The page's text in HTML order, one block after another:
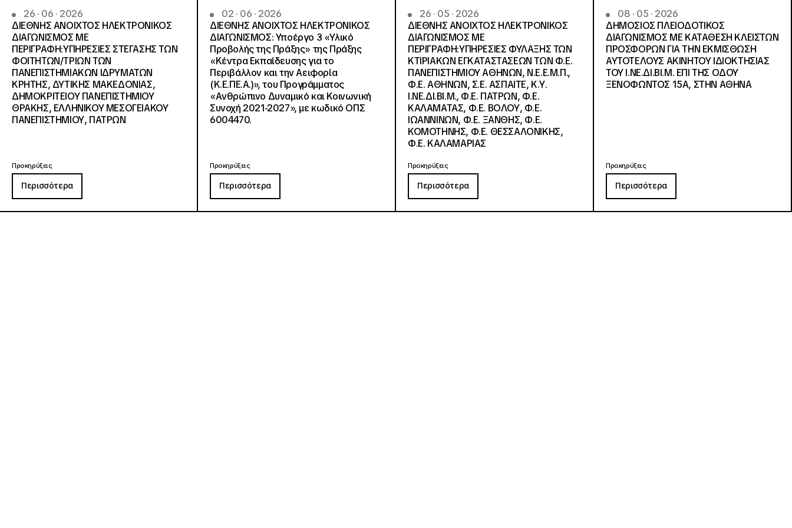
26 · 06 · 2026
ΔΙΕΘΝΗΣ ΑΝΟΙΧΤΟΣ ΗΛΕΚΤΡΟΝΙΚΟΣ
ΔΙΑΓΩΝΙΣΜΟΣ ΜΕ
ΠΕΡΙΓΡΑΦΗ:ΥΠΗΡΕΣΙΕΣ ΣΤΕΓΑΣΗΣ ΤΩΝ
ΦΟΙΤΗΤΩΝ/ΤΡΙΩΝ ΤΩΝ
ΠΑΝΕΠΙΣΤΗΜΙΑΚΩΝ ΙΔΡΥΜΑΤΩΝ
KΡΗΤΗΣ, ΔΥΤΙΚΗΣ ΜΑΚΕΔΟΝΙΑΣ,
ΔΗΜΟΚΡΙΤΕΙΟΥ ΠΑΝΕΠΙΣΤΗΜΙΟΥ
ΘΡΑΚΗΣ, ΕΛΛΗΝΙΚΟΥ ΜΕΣΟΓΕΙΑΚΟΥ
ΠΑΝΕΠΙΣΤΗΜΙΟΥ, ΠΑΤΡΩΝ
Προκηρύξεις
Περισσότερα
02 · 06 · 2026
ΔΙΕΘΝΗΣ ΑΝΟΙΧΤΟΣ ΗΛΕΚΤΡΟΝΙΚΟΣ
ΔΙΑΓΩΝΙΣΜΟΣ: Υποέργο 3 «Υλικό
Προβολής της Πράξης» της Πράξης
«Κέντρα Εκπαίδευσης για το
Περιβάλλον και την Αειφορία
(Κ.Ε.ΠΕ.Α.)», του Προγράμματος
«Ανθρώπινο Δυναμικό και Κοινωνική
Συνοχή 2021-2027», με κωδικό ΟΠΣ
6004470.
Προκηρύξεις
Περισσότερα
26 · 05 · 2026
ΔΙΕΘΝΗΣ ΑΝΟΙΧΤΟΣ ΗΛΕΚΤΡΟΝΙΚΟΣ
ΔΙΑΓΩΝΙΣΜΟΣ ΜΕ
ΠΕΡΙΓΡΑΦΗ:ΥΠΗΡΕΣΙΕΣ ΦΥΛΑΞΗΣ ΤΩΝ
ΚΤΙΡΙΑΚΩΝ ΕΓΚΑΤΑΣΤΑΣΕΩΝ ΤΩΝ Φ.Ε.
ΠΑΝΕΠΙΣΤΗΜΙΟΥ ΑΘΗΝΩΝ, Ν.Ε.Ε.Μ.Π.,
Φ.Ε. ΑΘΗΝΩΝ, Σ.Ε. ΑΣΠΑΙΤΕ, Κ.Υ.
Ι.ΝΕ.ΔΙ.ΒΙ.Μ., Φ.Ε. ΠΑΤΡΩΝ, Φ.Ε.
ΚΑΛΑΜΑΤΑΣ, Φ.Ε. ΒΟΛΟΥ, Φ.Ε.
ΙΩΑΝΝΙΝΩΝ, Φ.Ε. ΞΑΝΘΗΣ, Φ.Ε.
ΚΟΜΟΤΗΝΗΣ, Φ.Ε. ΘΕΣΣΑΛΟΝΙΚΗΣ,
Φ.Ε. ΚΑΛΑΜΑΡΙΑΣ
Προκηρύξεις
Περισσότερα
08 · 05 · 2026
ΔΗΜΟΣΙΟΣ ΠΛΕΙΟΔΟΤΙΚΟΣ
ΔΙΑΓΩΝΙΣΜΟΣ ΜΕ ΚΑΤΑΘΕΣΗ ΚΛΕΙΣΤΩΝ
ΠΡΟΣΦΟΡΩΝ ΓΙΑ ΤΗΝ ΕΚΜΙΣΘΩΣΗ
ΑΥΤΟΤΕΛΟΥΣ ΑΚΙΝΗΤΟΥ ΙΔΙΟΚΤΗΣΙΑΣ
ΤΟΥ Ι.ΝΕ.ΔΙ.ΒΙ.Μ. ΕΠΙ ΤΗΣ ΟΔΟΥ
ΞΕΝΟΦΩΝΤΟΣ 15Α, ΣΤΗΝ ΑΘΗΝΑ
Προκηρύξεις
Περισσότερα